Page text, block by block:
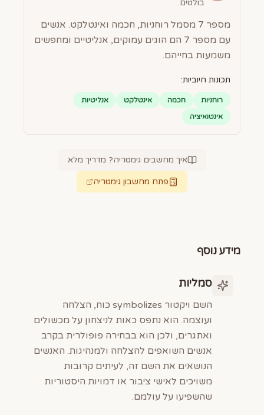
בולטים.
מספר 7 מסמל רוחניות, חכמה ואינטלקט. אנשים
עם מספר 7 הם הוגים עמוקים, אנליטיים ומחפשים
משמעות בחייהם.
תכונות חיוביות:
רוחניות חכמה אינטלקט
אנליטיות
אינטואיציה
איך מחשבים גימטריה? מדריך מלא
פתח מחשבון גימטריה
מידע נוסף
סמליות
השם ויקטור symbolizes כוח, הצלחה
ועוצמה. הוא נתפס כאות לניצחון על מכשולים
ואתגרים, ולכן הוא בבחירה פופולרית בקרב
אנשים השואפים להצלחה ולמנהיגות. האנשים
הנושאים את השם זה, לעיתים קרובות
משויכים לאישי ציבור או דמויות היסטוריות
שהשפיעו על עולמם.